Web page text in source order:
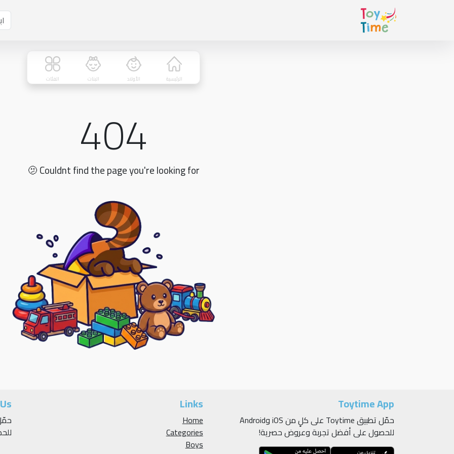
الرئيسية الأولاد البنات الفئات
404
🫤 Couldnt find the page you're looking for
Toytime App
حمّل تطبيق Toytime على كلٍ من iOS وAndroid
للحصول على أفضل تجربة وعروض حصرية!
Links
Home
Categories
Boys